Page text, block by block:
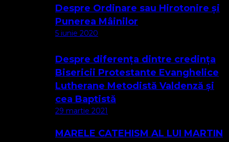
Despre Ordinare sau Hirotonire și
Punerea Mâinilor
5 iunie 2020
Despre diferența dintre credința
Bisericii Protestante Evanghelice
Lutherane Metodistă Valdenză și
cea Baptistă
29 martie 2021
MARELE CATEHISM AL LUI MARTIN